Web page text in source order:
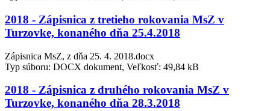
2018 - Zápisnica z tretieho rokovania MsZ v
Turzovke, konaného dňa 25.4.2018
Zápisnica MsZ, z dňa 25. 4. 2018.docx
Typ súboru: DOCX dokument, Veľkosť: 49,84 kB
2018 - Zápisnica z druhého rokovania MsZ v
Turzovke, konaného dňa 28.3.2018